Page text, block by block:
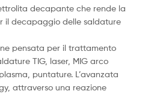
decapante che rende la
il decapaggio delle saldature
pensata per il trattamento
TIG, laser, MIG arco
puntature. L’avanzata
attraverso una reazione